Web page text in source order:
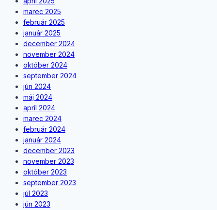
marec 2025
február 2025
január 2025
december 2024
november 2024
október 2024
september 2024
jún 2024
máj 2024
apríl 2024
marec 2024
február 2024
január 2024
december 2023
november 2023
október 2023
september 2023
júl 2023
jún 2023